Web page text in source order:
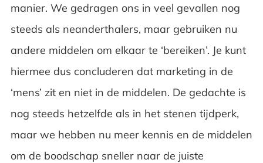
manier. We gedragen ons in veel gevallen nog
steeds als neanderthalers, maar gebruiken nu
andere middelen om elkaar te ‘bereiken’. Je kunt
hiermee dus concluderen dat marketing in de
‘mens’ zit en niet in de middelen. De gedachte is
nog steeds hetzelfde als in het stenen tijdperk,
maar we hebben nu meer kennis en de middelen
om de boodschap sneller naar de juiste